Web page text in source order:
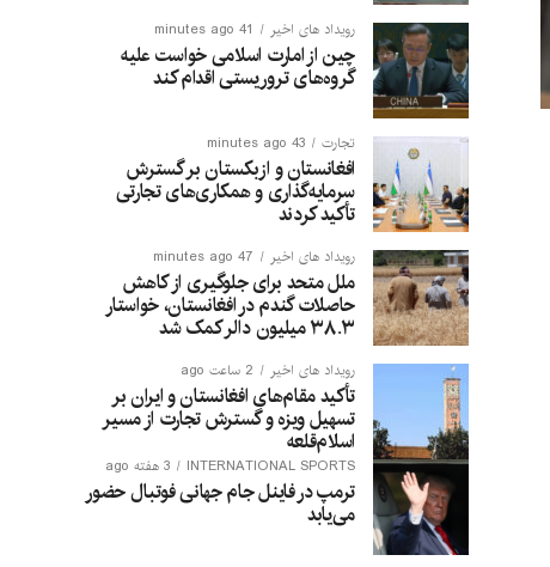
رویداد های اخیر 41 minutes ago
چین از امارت اسلامی خواست علیه
گروه‌های تروریستی اقدام کند
تجارت 43 minutes ago
افغانستان و ازبکستان بر گسترش
سرمایه‌گذاری و همکاری‌های تجارتی
تأکید کردند
رویداد های اخیر 47 minutes ago
ملل متحد برای جلوگیری از کاهش
حاصلات گندم در افغانستان، خواستار
۳۸.۳ میلیون دالر کمک شد
رویداد های اخیر 2 ساعت ago
تأکید مقام‌های افغانستان و ایران بر
تسهیل ویزه و گسترش تجارت از مسیر
اسلام‌قلعه
INTERNATIONAL SPORTS 3 هفته ago
ترمپ در فاینل جام جهانی فوتبال حضور
می‌یابد